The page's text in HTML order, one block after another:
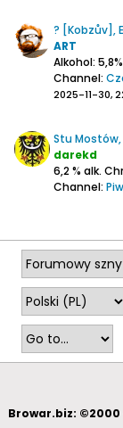
? [Kobzův],
ART
Alkohol:
Channel:
2025-11-30,
Stu Mostów,
darekd
6,2 % alk.
Channel:
Browar.biz: ©2000